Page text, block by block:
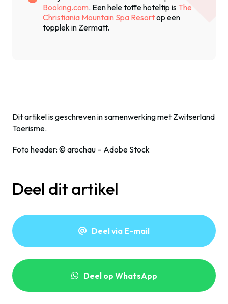
Booking.com. Een hele toffe hoteltip is The
Christiania Mountain Spa Resortop een
topplek in Zermatt.
Dit artikel is geschreven in samenwerking met Zwitserland
Toerisme.
Foto header: © arochau – Adobe Stock
Deel dit artikel
Deel via E-mail
Deel op WhatsApp